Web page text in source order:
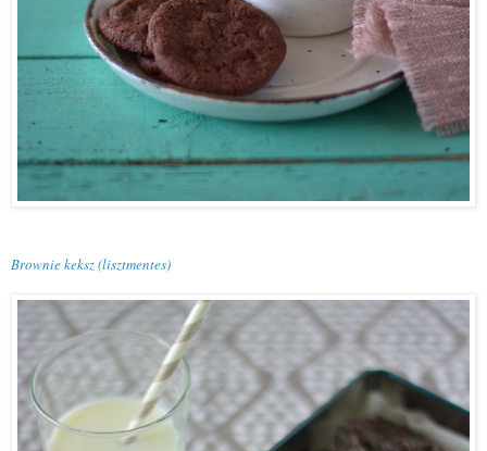
Brownie keksz (lisztmentes)